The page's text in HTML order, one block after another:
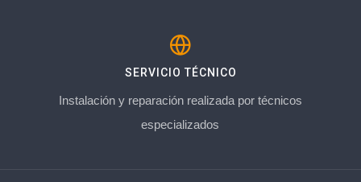
SERVICIO TÉCNICO
Instalación y reparación realizada por técnicos
especializados